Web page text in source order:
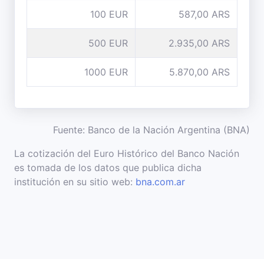
100 EUR 587,00 ARS
500 EUR 2.935,00 ARS
1000 EUR 5.870,00 ARS
Fuente: Banco de la Nación Argentina (BNA)
La cotización del Euro Histórico del Banco Nación
es tomada de los datos que publica dicha
institución en su sitio web: bna.com.ar